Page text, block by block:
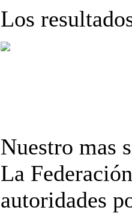
Los
Nuestro mas
La
autoridades